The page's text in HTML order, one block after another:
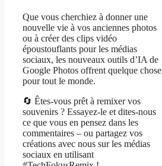
Que vous cherchiez à donner une
nouvelle vie à vos anciennes photos
ou à créer des clips vidéo
époustouflants pour les médias
sociaux, les nouveaux outils d’IA de
Google Photos offrent quelque chose
pour tout le monde.
🔄 Êtes-vous prêt à remixer vos
souvenirs ? Essayez-le et dites-nous
ce que vous en pensez dans les
commentaires – ou partagez vos
créations avec nous sur les médias
sociaux en utilisant